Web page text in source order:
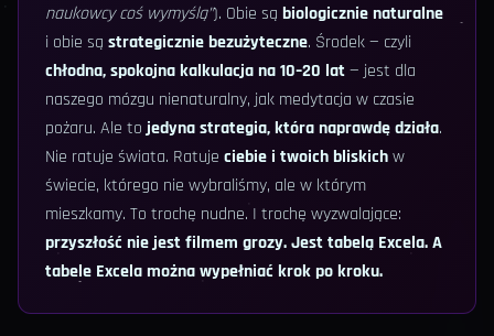
naukowcy coś wymyślą”). Obie są biologicznie naturalne
i obie są strategicznie bezużyteczne. Środek — czyli
chłodna, spokojna kalkulacja na 10–20 lat— jest dla
naszego mózgu nienaturalny, jak medytacja w czasie
pożaru. Ale tojedyna strategia, która naprawdę działa.
Nie ratuje świata. Ratuje ciebie i twoich bliskichw
świecie, którego nie wybraliśmy, ale w którym
mieszkamy. To trochę nudne. I trochę wyzwalające:
przyszłość nie jest filmem grozy. Jest tabelą Excela. A
tabele Excela można wypełniać krok po kroku.